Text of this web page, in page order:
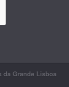
da Grande Lisboa